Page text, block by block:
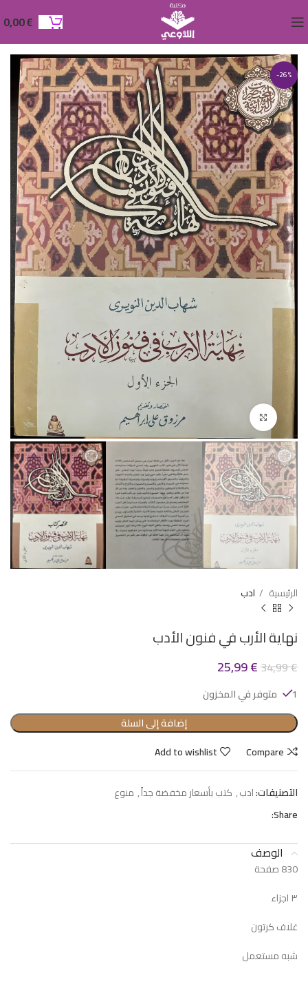
0,00€
-26%
الرئيسية ادب
نهاية الأرب في فنون الأدب
34,99€
25,99€
1 متوفر في المخزون
إضافة إلى السلة
Compare
Add to wishlist
التصنيفات:ادب, كتب بأسعار مخفضة جداً, منوع
Share:
الوصف
830 صفحة
٣ اجزاء
غلاف كرتون
شبه مستعمل